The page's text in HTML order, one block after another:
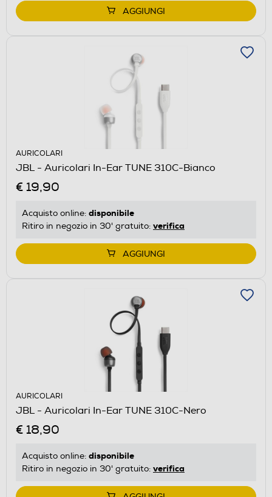
AGGIUNGI
AURICOLARI
JBL - Auricolari In-Ear TUNE 310C-Bianco
€ 19,90
Acquisto online: disponibile
Ritiro in negozio in 30' gratuito: verifica
AGGIUNGI
AURICOLARI
JBL - Auricolari In-Ear TUNE 310C-Nero
€ 18,90
Acquisto online: disponibile
Ritiro in negozio in 30' gratuito: verifica